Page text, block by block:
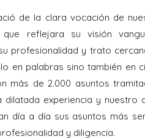
de la clara vocación de
reflejara su visión
profesionalidad y trato
en palabras sino también en
más de 2.000 asuntos
dilatada experiencia y
día a día sus asuntos más
y diligencia.